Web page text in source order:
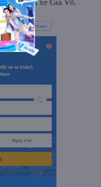
lọc chọn xe Gia Võ.